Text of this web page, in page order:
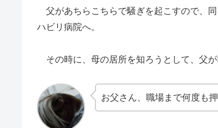
父があちらこちらで騒ぎを起こすので、
ハビリ病院へ。
その時に、母の居所を知ろうとして、父
お父さん、職場まで何度も